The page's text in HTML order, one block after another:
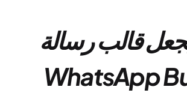
قالب رسالة
WhatsApp